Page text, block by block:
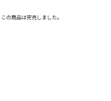
この商品は完売しました。